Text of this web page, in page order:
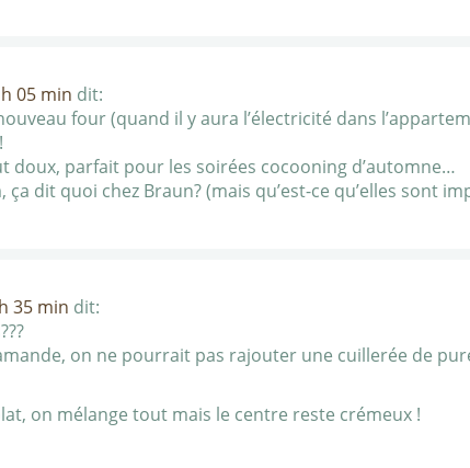
05 min dit:
four (quand il y aura l’électricité dans
doux, parfait pour les soirées cocooning d’automne…
dit quoi chez Braun? (mais qu’est-ce qu’elles sont
35 min dit:
on ne pourrait pas rajouter une cuillerée de
on mélange tout mais le centre reste crémeux !